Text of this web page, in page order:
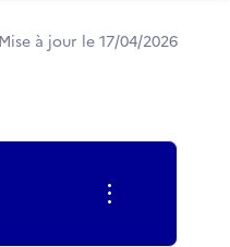
Mise à jour le 17/04/2026